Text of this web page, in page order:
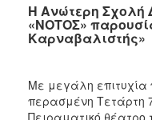
2022
2021
2019
2018
H Ανώτερη Σχολή
«ΝΟΤΟΣ»
Καρναβαλιστής»
Με μεγάλη επιτυχία
περασμένη Τετάρτη
Πειραματικό θέατρο